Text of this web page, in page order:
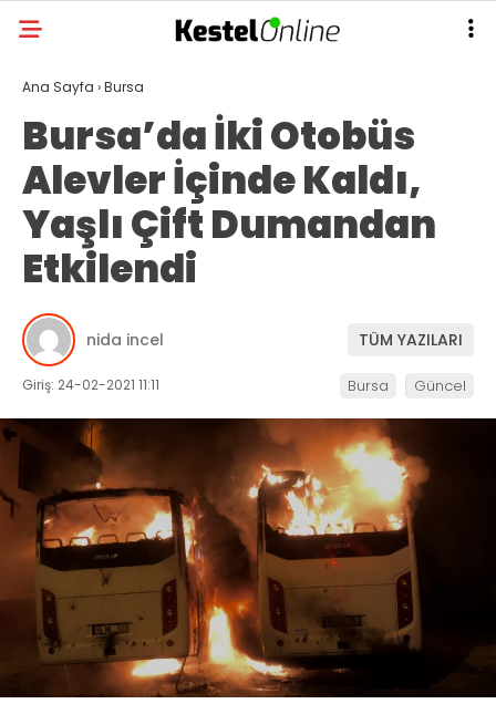
Ana Sayfa ›Bursa
Bursa’da İki Otobüs
Alevler İçinde Kaldı,
Yaşlı Çift Dumandan
Etkilendi
nida incel TÜM YAZILARI
Giriş: 24-02-2021 11:11 Bursa Güncel